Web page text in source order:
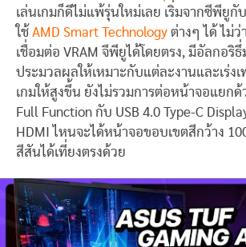
เล่นเกมก็ดีไม่แพ้รุ่นใหม่เลย เริ่มจากซีพียูกั
ใช้ AMD Smart Technology ต่างๆ ได้ ไม่
เชื่อมต่อ VRAM จีพียูได้โดยตรง, มีอัลกอริธึ่
ประมวลผลให้เหมาะกับแต่ละงานและเร่งเ
เกมให้สูงขึ้น ยังไม่รวมการต่อหน้าจอแยกด้
Full Function กับ USB 4.0 Type-C
HDMI ไหนจะได้หน้าจอขอบเขตสีกว้าง
สีสันได้เที่ยงตรงด้วย